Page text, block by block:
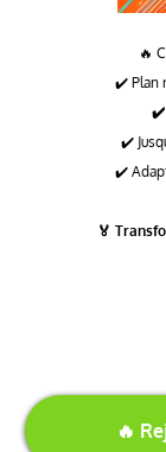
🔥
✔️ Plan
✔️
✔️
✔️
🏅
🔥